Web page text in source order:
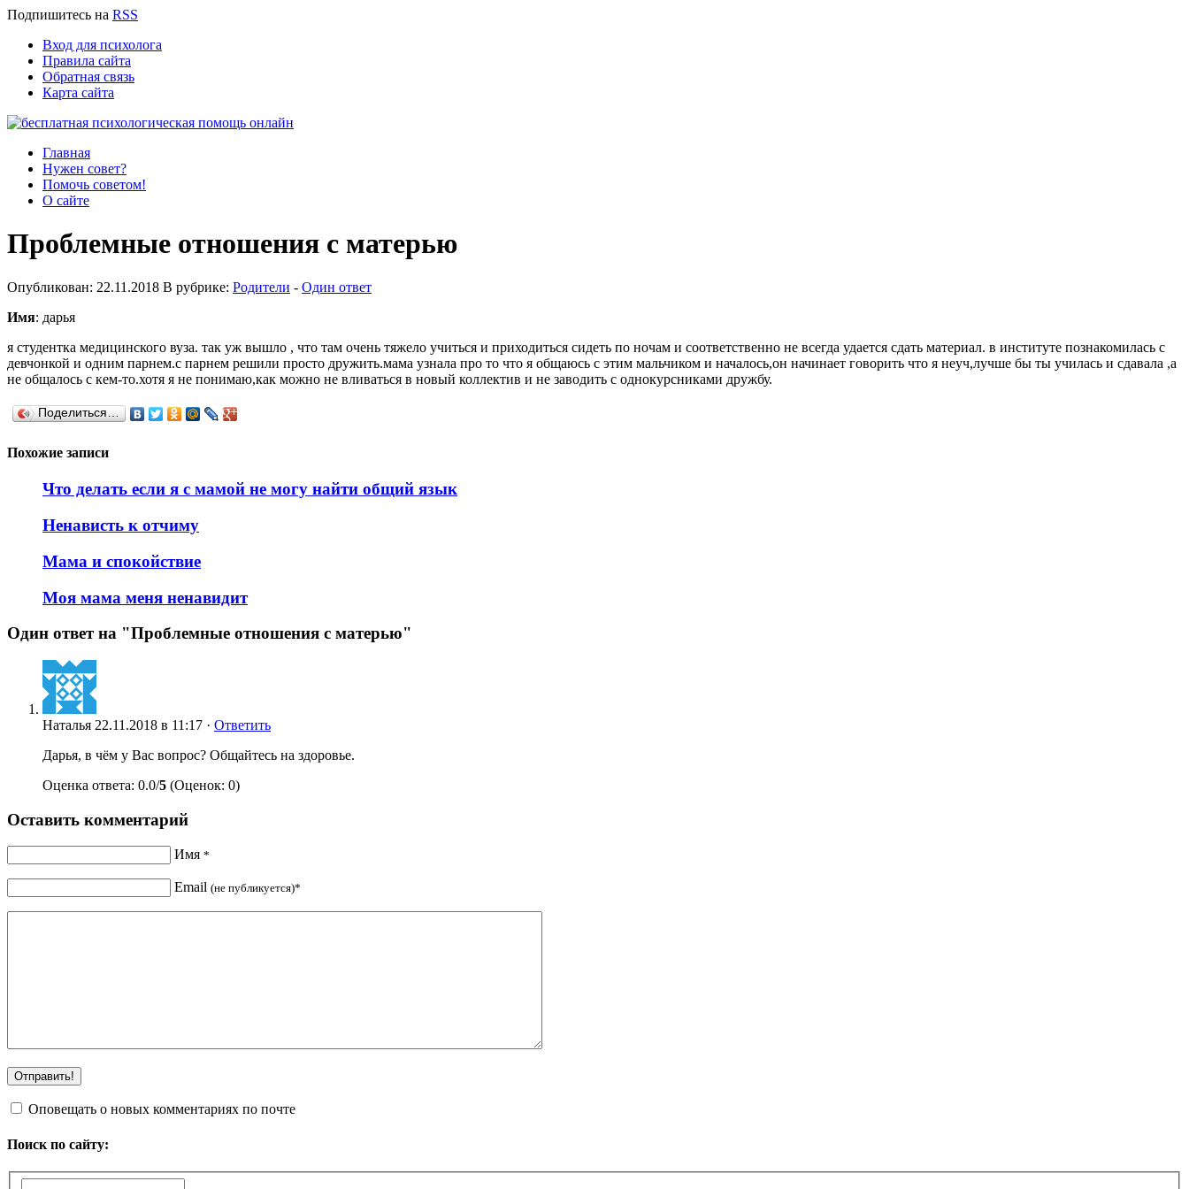
Подпишитесь на RSS
Вход для психолога
Правила сайта
Обратная связь
Карта сайта
Главная
Нужен совет?
Помочь советом!
О сайте
Проблемные отношения с матерью
Опубликован: 22.11.2018 В рубрике: Родители - Один ответ
Имя: дарья
я студентка медицинского вуза. так уж вышло , что там очень тяжело учиться и приходиться сидеть по ночам и соответственно не всегда удается сдать материал. в институте познакомилась с
девчонкой и одним парнем.с парнем решили просто дружить.мама узнала про то что я общаюсь с этим мальчиком и началось,он начинает говорить что я неуч,лучше бы ты училась и сдавала ,а
не общалось с кем-то.хотя я не понимаю,как можно не вливаться в новый коллектив и не заводить с однокурсниками дружбу.
Поделиться…
Похожие записи
Что делать если я с мамой не могу найти общий язык
Ненависть к отчиму
Мама и спокойствие
Моя мама меня ненавидит
Один ответ на "Проблемные отношения с матерью"
Наталья 22.11.2018 в 11:17 · Ответить
Дарья, в чём у Вас вопрос? Общайтесь на здоровье.
Оценка ответа: 0.0/5 (Оценок: 0)
Оставить комментарий
Имя *
Email (не публикуется)*
Оповещать о новых комментариях по почте
Поиск по сайту: